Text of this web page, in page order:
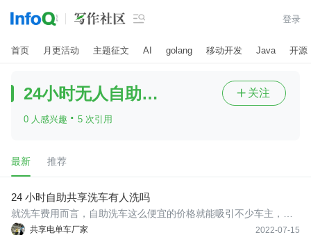
 登录
首页 月更活动 主题征文 AI golang 移动开发 Java 开源
24小时无人自助洗车
0 人感兴趣 · 5 次引用
 关注
最新 推荐
24 小时自助共享洗车有人洗吗
共享电单车厂家 2022-07-15
就洗车费用而言，自助洗车这么便宜的价格就能吸引不少车主，毕
竟洗车店洗一次30起步的话还是有点小贵的，特别是对于那么洗车